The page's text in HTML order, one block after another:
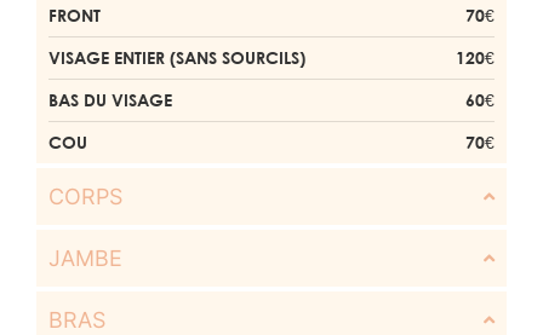
FRONT 70€
VISAGE ENTIER (SANS SOURCILS) 120€
BAS DU VISAGE 60€
COU 70€
CORPS
JAMBE
BRAS